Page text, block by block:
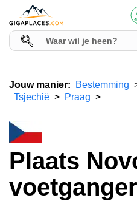
Jouw manier: Bestemming
Tsjechië
Praag
Plaats